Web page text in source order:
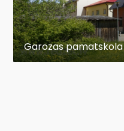
Garozas pamatskola